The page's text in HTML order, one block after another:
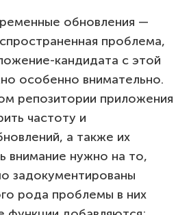
обновления —
проблема,
кандидата с этой
особенно внимательно.
репозитории приложения
частоту и
а также их
внимание нужно на то,
задокументированы
рода проблемы в них